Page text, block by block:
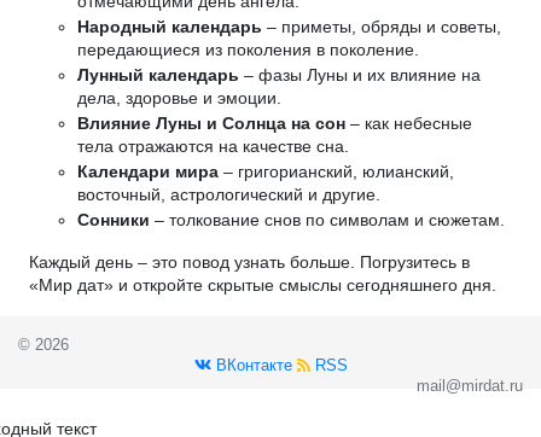
Народный календарь – приметы, обряды и советы,
передающиеся из поколения в поколение.
Лунный календарь – фазы Луны и их влияние на
дела, здоровье и эмоции.
Влияние Луны и Солнца на сон – как небесные
тела отражаются на качестве сна.
Календари мира – григорианский, юлианский,
восточный, астрологический и другие.
Сонники – толкование снов по символам и сюжетам.
Каждый день – это повод узнать больше. Погрузитесь в
«Мир дат» и откройте скрытые смыслы сегодняшнего дня.
© 2026
ВКонтакте
RSS
mail@mirdat.ru
текст